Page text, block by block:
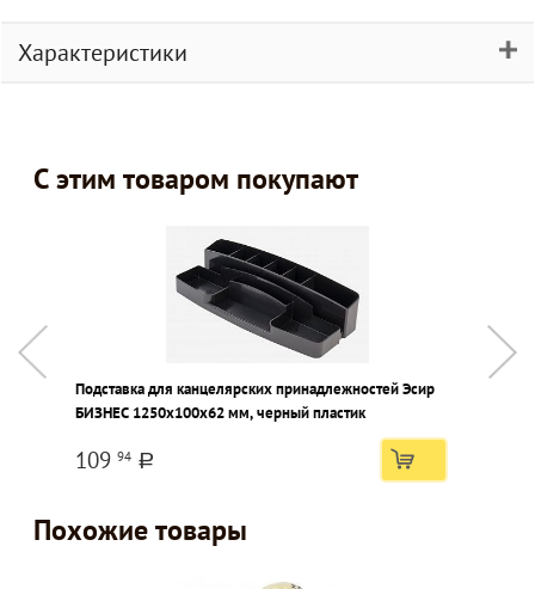
Характеристики
С этим товаром покупают
Подставка для канцелярских принадлежностей Эсир
БИЗНЕС 1250х100х62 мм, черный пластик
109 94 a
Похожие товары